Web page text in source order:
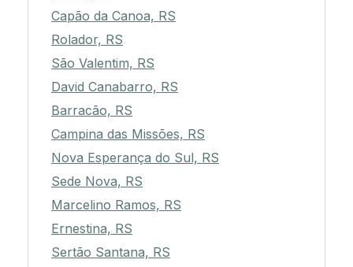
Capão da Canoa, RS
Rolador, RS
São Valentim, RS
David Canabarro, RS
Barracão, RS
Campina das Missões, RS
Nova Esperança do Sul, RS
Sede Nova, RS
Marcelino Ramos, RS
Ernestina, RS
Sertão Santana, RS